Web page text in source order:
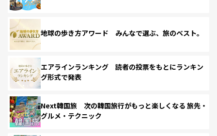
地球の歩き方アワード みんなで選ぶ、旅のベスト。
エアラインランキング 読者の投票をもとにランキン
グ形式で発表
Next韓国旅 次の韓国旅行がもっと楽しくなる 旅先・
グルメ・テクニック